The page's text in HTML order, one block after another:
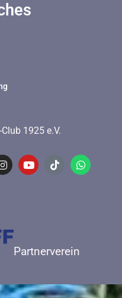
1925 e.V.
Partnerverein